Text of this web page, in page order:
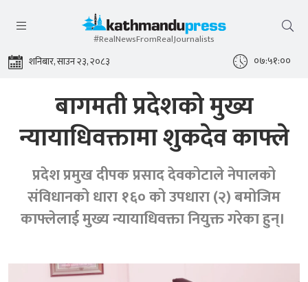
#RealNewsFromRealJournalists
शनिबार, साउन २३, २०८३ ०७:५१:००
बागमती प्रदेशको मुख्य
न्यायाधिवक्तामा शुकदेव काफ्ले
प्रदेश प्रमुख दीपक प्रसाद देवकोटाले नेपालको
संविधानको धारा १६० को उपधारा (२) बमोजिम
काफ्लेलाई मुख्य न्यायाधिवक्ता नियुक्त गरेका हुन्।